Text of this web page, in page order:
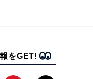
をGET!